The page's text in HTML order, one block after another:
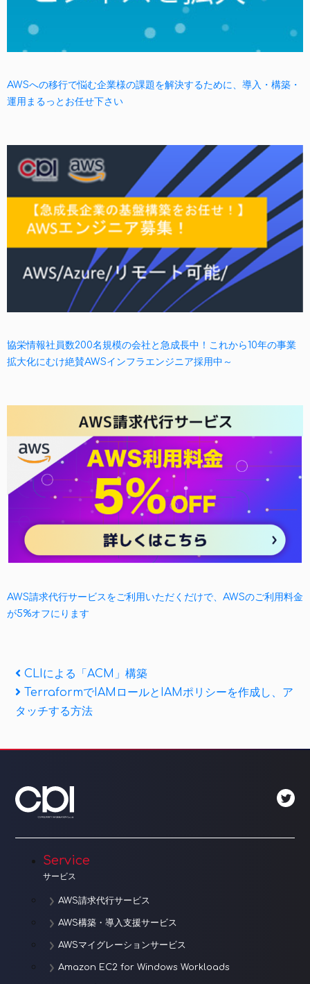
AWSへの移行で悩む企業様の課題を解決するために、導入・構築・
運用まるっとお任せ下さい
協栄情報社員数200名規模の会社と急成長中！これから10年の事業
拡大化にむけ絶賛AWSインフラエンジニア採用中～
AWS請求代行サービスをご利用いただくだけで、AWSのご利用料金
が5%オフにります
投
稿
ビ
ゲ
ー
シ
ョ
Previous
Post
CLIによる「ACM」構築
Next
Post
TerraformでIAMロールとIAMポリシーを作成し、ア
タッチする方法
Service
サービス
AWS請求代行サービス
AWS構築・導入支援サービス
AWSマイグレーションサービス
Amazon EC2 for Windows Workloads